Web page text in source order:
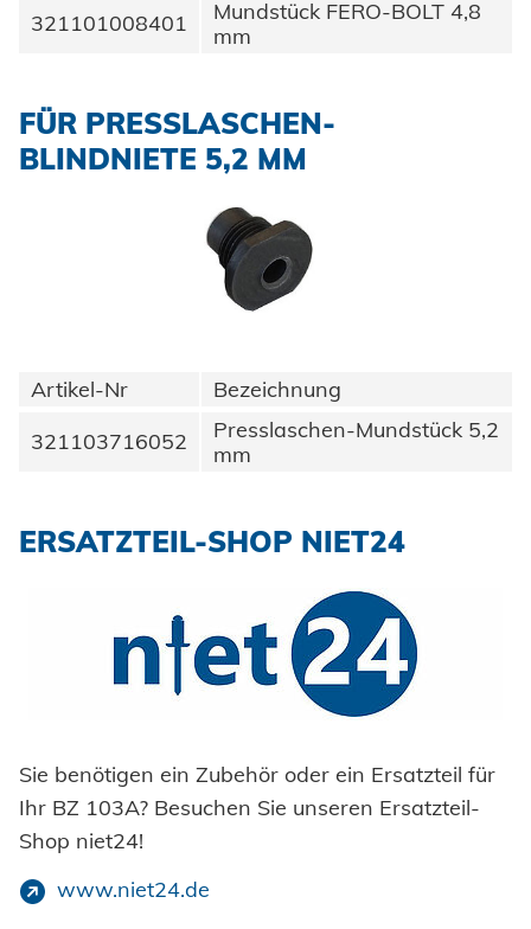
321101008401
Mundstück FERO-BOLT 4,8
mm
FÜR PRESSLASCHEN-
BLINDNIETE 5,2 MM
Artikel-Nr
Bezeichnung
321103716052
Presslaschen-Mundstück 5,2
mm
ERSATZTEIL-SHOP NIET24
Sie benötigen ein Zubehör oder ein Ersatzteil für
Ihr BZ 103A? Besuchen Sie unseren Ersatzteil-
Shop niet24!
www.niet24.de